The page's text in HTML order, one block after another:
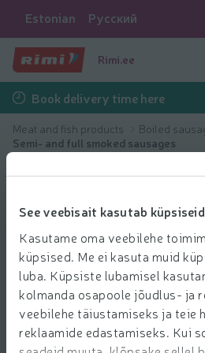
See veebisait kasutab küpsiseid
Kasutame oma veebilehe
küpsised. Me ei kasuta muid
luba. Küpsiste lubamisel
kolmanda osapoole jõudlus- ja
veebilehe täiustamiseks ja teie
reklaamide edastamiseks. Kui
Estonian Русский
Rimi.ee
Book delivery time here
Meat and fish products
Boiled
Semi- and full smoked sausages